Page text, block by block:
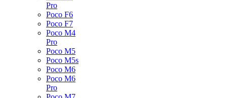
Pro
Poco F6
Poco F7
Poco M4
Pro
Poco M5
Poco M5s
Poco M6
Poco M6
Pro